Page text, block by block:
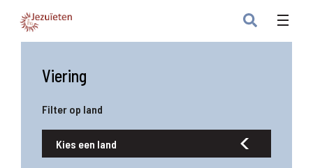
Viering
Filter op land
Kies een land